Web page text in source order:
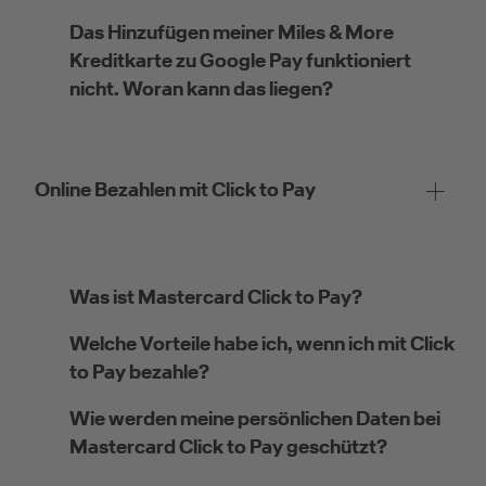
Das Hinzufügen meiner Miles & More
Kreditkarte zu Google Pay funktioniert
nicht. Woran kann das liegen?
Online Bezahlen mit Click to Pay
Was ist Mastercard Click to Pay?
Welche Vorteile habe ich, wenn ich mit Click
to Pay bezahle?
Wie werden meine persönlichen Daten bei
Mastercard Click to Pay geschützt?